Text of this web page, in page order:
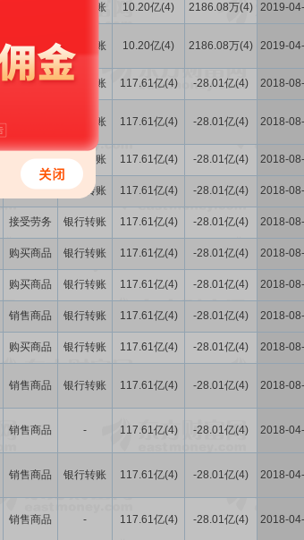
银行转账 10.20亿(4) 2186.08万(4) 2019-
租赁 银行转账 10.20亿(4) 2186.08万(4) 2019-
销售商品 银行转账 117.61亿(4) -28.01亿(4) 2018-
银行转账 117.61亿(4) -28.01亿(4) 2018-
购买商品 银行转账 117.61亿(4) -28.01亿(4) 2018-
销售商品 银行转账 117.61亿(4) -28.01亿(4) 2018-
接受劳务 银行转账 117.61亿(4) -28.01亿(4) 2018-
购买商品 银行转账 117.61亿(4) -28.01亿(4) 2018-
购买商品 银行转账 117.61亿(4) -28.01亿(4) 2018-
销售商品 银行转账 117.61亿(4) -28.01亿(4) 2018-
购买商品 银行转账 117.61亿(4) -28.01亿(4) 2018-
销售商品 银行转账 117.61亿(4) -28.01亿(4) 2018-
销售商品 - 117.61亿(4) -28.01亿(4) 2018-
销售商品 银行转账 117.61亿(4) -28.01亿(4) 2018-
销售商品 - 117.61亿(4) -28.01亿(4) 2018-